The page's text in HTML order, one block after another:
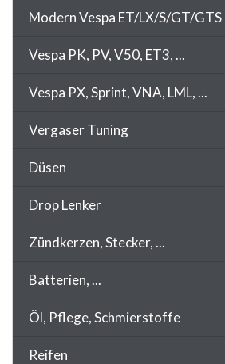
Modern Vespa ET/LX/S/GT/GTS
Vespa PK, PV, V50, ET3, ...
Vespa PX, Sprint, VNA, LML, ...
Vergaser Tuning
Düsen
Drop Lenker
Zündkerzen, Stecker, ...
Batterien, ...
Öl, Pflege, Schmierstoffe
Reifen